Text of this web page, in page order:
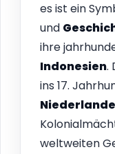
es ist ein
und
ihre
Indonesien.
ins 17.
Niederlande
weltweiten